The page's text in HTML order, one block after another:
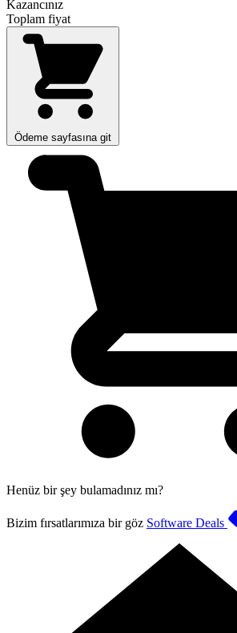
Kazancınız
Toplam fiyat
Ödeme sayfasına git
Henüz bir şey bulamadınız mı?
Bizim fırsatlarımıza bir göz Software Deals